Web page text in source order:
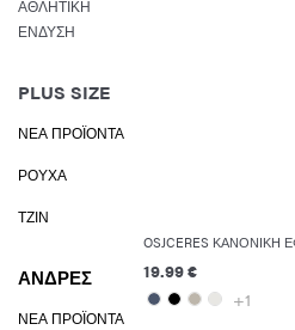
ΑΘΛΗΤΙΚΉ
ΈΝΔΥΣΗ
PLUS SIZE
ΝΈΑ ΠΡΟΪΌΝΤΑ
ΡΟΎΧΑ
ΤΖΙΝ
ΆΝΔΡΕΣ
ΝΈΑ ΠΡΟΪΌΝΤΑ
19.99 €
+1